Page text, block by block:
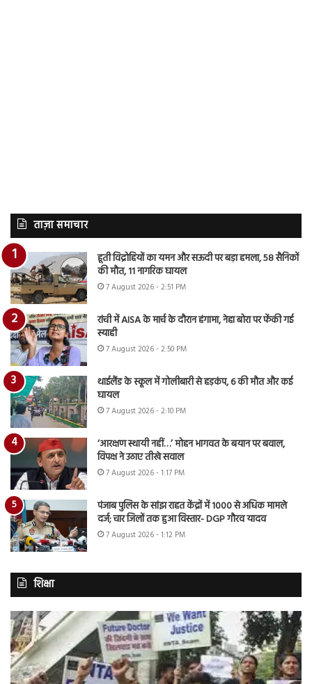
ताज़ा समाचार
हूती विद्रोहियों का यमन और सऊदी पर बड़ा हमला, 58 सैनिकों
की मौत, 11 नागरिक घायल
7 August 2026 - 2:51 PM
रांची में AISA के मार्च के दौरान हंगामा, नेहा बोरा पर फेंकी गई
स्याही
7 August 2026 - 2:50 PM
थाईलैंड के स्कूल में गोलीबारी से हड़कंप, 6 की मौत और कई
घायल
7 August 2026 - 2:10 PM
‘आरक्षण स्थायी नहीं…’ मोहन भागवत के बयान पर बवाल,
विपक्ष ने उठाए तीखे सवाल
7 August 2026 - 1:17 PM
पंजाब पुलिस के सांझ राहत केंद्रों में 1000 से अधिक मामले
दर्ज; चार जिलों तक हुआ विस्तार- DGP गौरव यादव
7 August 2026 - 1:12 PM
शिक्षा